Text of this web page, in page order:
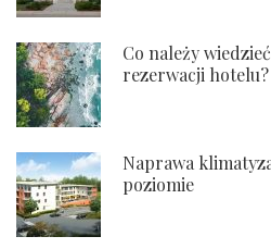
Co należy
rezerwacji hotelu?
Naprawa
poziomie